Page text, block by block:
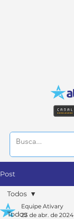
Post
Todos
Todos
Equipe Ativary
23 de abr. de 2024